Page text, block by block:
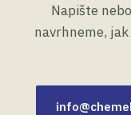
Napište
navrhneme,